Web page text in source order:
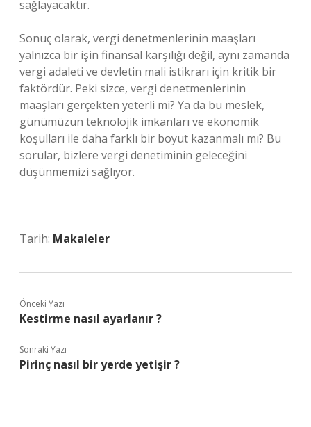
sağlayacaktır.
Sonuç olarak, vergi denetmenlerinin maaşları
yalnızca bir işin finansal karşılığı değil, aynı zamanda
vergi adaleti ve devletin mali istikrarı için kritik bir
faktördür. Peki sizce, vergi denetmenlerinin
maaşları gerçekten yeterli mi? Ya da bu meslek,
günümüzün teknolojik imkanları ve ekonomik
koşulları ile daha farklı bir boyut kazanmalı mı? Bu
sorular, bizlere vergi denetiminin geleceğini
düşünmemizi sağlıyor.
Tarih: Makaleler
Önceki Yazı
Kestirme nasıl ayarlanır ?
Sonraki Yazı
Pirinç nasıl bir yerde yetişir ?